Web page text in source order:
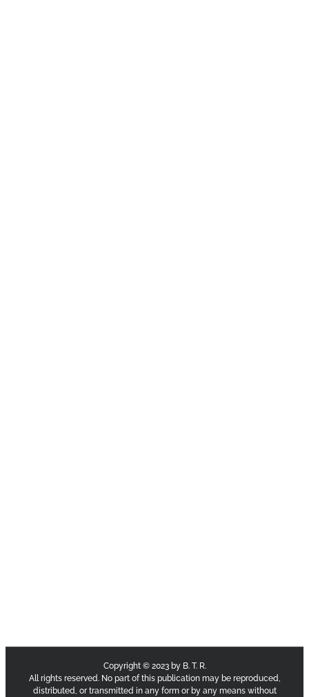
Copyright © 2023 by B. T. R.
All rights reserved. No part of this publication may be reproduced,
distributed, or transmitted in any form or by any means without